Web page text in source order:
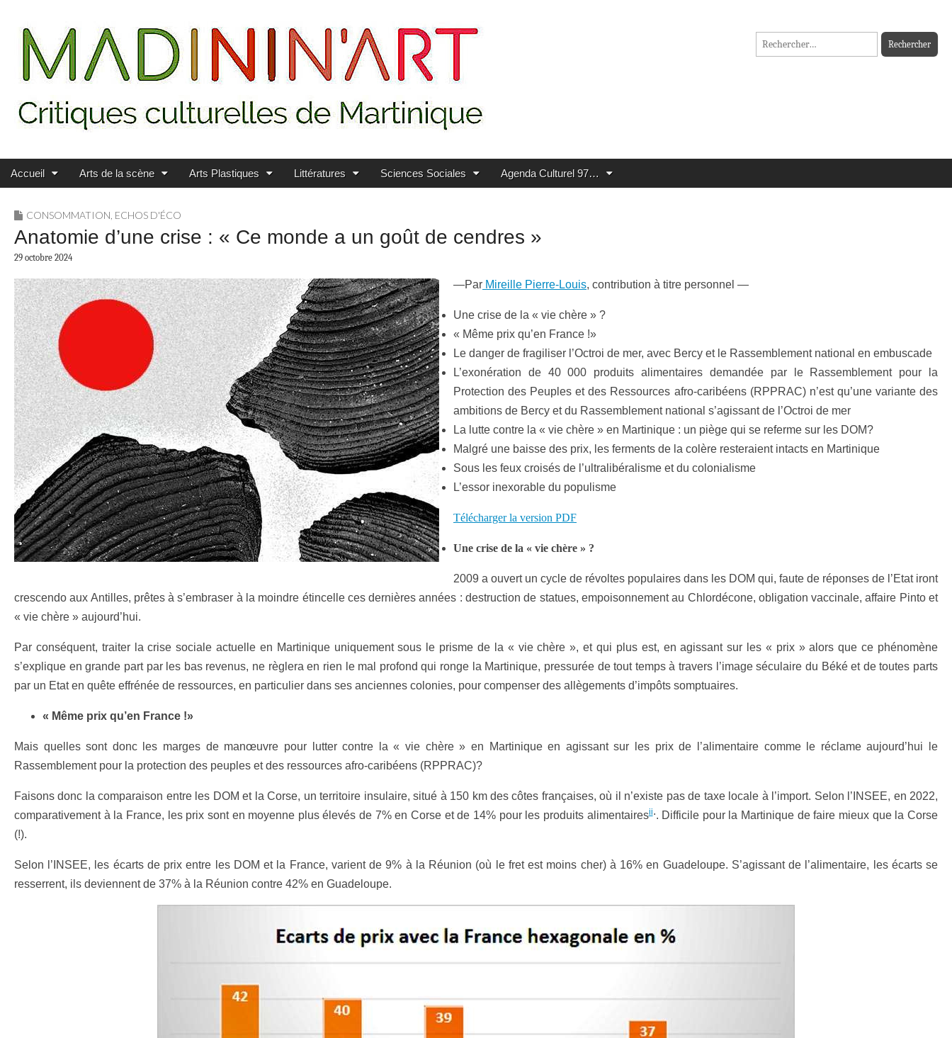
MADININ'ART
Rechercher :
Main menu
Skip to content
Accueil Arts de la scène Arts Plastiques Littératures Sciences Sociales Agenda Culturel 97…
CONSOMMATION ECHOS D'ÉCO
Anatomie d’une crise : « Ce monde a un goût de cendres »
29 octobre 2024
—Par Mireille Pierre-Louis, contribution à titre personnel —
Une crise de la « vie chère » ?
« Même prix qu’en France !»
Le danger de fragiliser l’Octroi de mer, avec Bercy et le Rassemblement national en embuscade
L’exonération de 40 000 produits alimentaires demandée par le Rassemblement pour la
Protection des Peuples et des Ressources afro-caribéens (RPPRAC) n’est qu’une variante des
ambitions de Bercy et du Rassemblement national s’agissant de l’Octroi de mer
La lutte contre la « vie chère » en Martinique : un piège qui se referme sur les DOM?
Malgré une baisse des prix, les ferments de la colère resteraient intacts en Martinique
Sous les feux croisés de l’ultralibéralisme et du colonialisme
L’essor inexorable du populisme
Télécharger la version PDF
Une crise de la « vie chère » ?
2009 a ouvert un cycle de révoltes populaires dans les DOM qui, faute de réponses de l’Etat iront
crescendo aux Antilles, prêtes à s’embraser à la moindre étincelle ces dernières années : destruction de statues, empoisonnement au Chlordécone, obligation vaccinale, affaire Pinto et
« vie chère » aujourd’hui.
Par conséquent, traiter la crise sociale actuelle en Martinique uniquement sous le prisme de la « vie chère », et qui plus est, en agissant sur les « prix » alors que ce phénomène
s’explique en grande part par les bas revenus, ne règlera en rien le mal profond qui ronge la Martinique, pressurée de tout temps à travers l’image séculaire du Béké et de toutes parts
par un Etat en quête effrénée de ressources, en particulier dans ses anciennes colonies, pour compenser des allègements d’impôts somptuaires.
« Même prix qu’en France !»
Mais quelles sont donc les marges de manœuvre pour lutter contre la « vie chère » en Martinique en agissant sur les prix de l’alimentaire comme le réclame aujourd’hui le
Rassemblement pour la protection des peuples et des ressources afro-caribéens (RPPRAC)?
Faisons donc la comparaison entre les DOM et la Corse, un territoire insulaire, situé à 150 km des côtes françaises, où il n’existe pas de taxe locale à l’import. Selon l’INSEE, en 2022,
comparativement à la France, les prix sont en moyenne plus élevés de 7% en Corse et de 14% pour les produits alimentairesii.. Difficile pour la Martinique de faire mieux que la Corse
(!).
Selon l’INSEE, les écarts de prix entre les DOM et la France, varient de 9% à la Réunion (où le fret est moins cher) à 16% en Guadeloupe. S’agissant de l’alimentaire, les écarts se
resserrent, ils deviennent de 37% à la Réunion contre 42% en Guadeloupe.